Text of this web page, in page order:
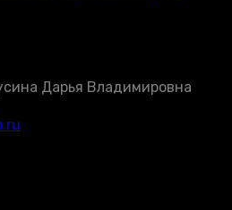
Дарья Владимировна